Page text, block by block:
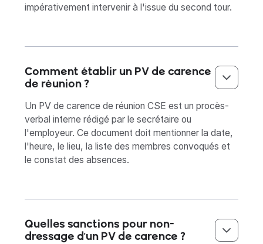
impérativement intervenir à l'issue du second tour.
Comment établir un PV de carence
de réunion ?
Un PV de carence de réunion CSE est un procès-
verbal interne rédigé par le secrétaire ou
l'employeur. Ce document doit mentionner la date,
l'heure, le lieu, la liste des membres convoqués et
le constat des absences.
Quelles sanctions pour non-
dressage d'un PV de carence ?